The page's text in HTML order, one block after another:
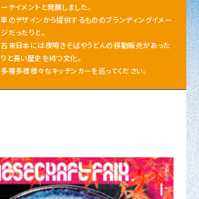
ーテイメントと発展しました。
車のデザインから提供するもののブランディングイメー
ジだったりと。
古来日本には夜鳴きそばやうどんの移動販売があった
りと長い歴史を持つ文化。
多種多様様々なキッチンカーを巡ってください。